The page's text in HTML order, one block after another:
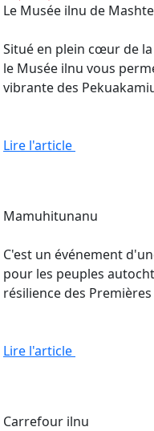
Le Musée ilnu de
Situé en plein cœur de
le Musée ilnu vous
vibrante des
Lire l'article
Mamuhitunanu
C'est un événement
pour les peuples
résilience des
Lire l'article
Carrefour ilnu